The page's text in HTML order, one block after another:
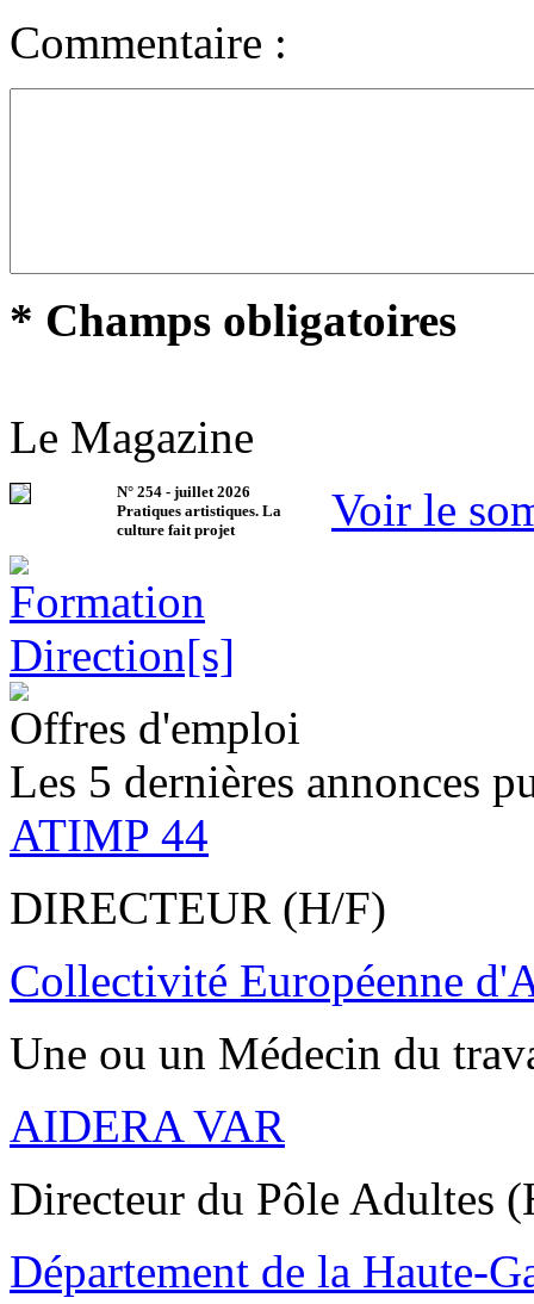
Commentaire :
* Champs obligatoires
Le Magazine
N° 254 - juillet 2026
Pratiques artistiques. La
culture fait projet
Voir le
Offres d'emploi
Les 5 dernières annonces
ATIMP 44
DIRECTEUR (H/F)
Collectivité Européenne
Une ou un Médecin du
AIDERA VAR
Directeur du Pôle Adultes
Département de la Haute-